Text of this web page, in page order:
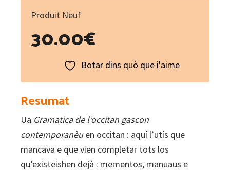
Produit Neuf
30.00€
Botar dins quò que i'aime
Resumat
Ua Gramatica de l’occitan gascon
contemporanèuen occitan : aquí l’utís que
mancava e que vien completar tots los
qu’existeishen dejà : mementos, manuaus e